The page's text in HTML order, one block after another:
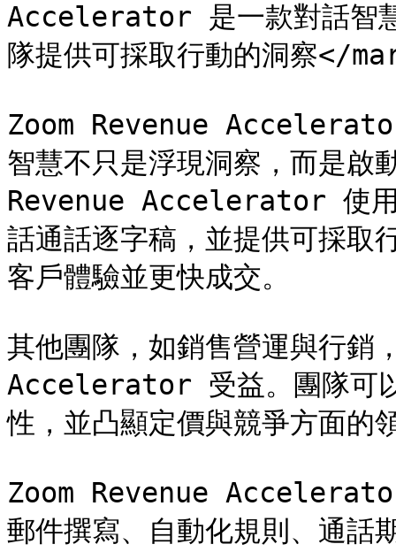
Accelerator 是一款對話智慧
隊提供可採取行動的洞察</
Zoom Revenue
智慧不只是浮現洞察，而是啟
Revenue Accelerator 使用
話通話逐字稿，並提供可採取
客戶體驗並更快成交。
其他團隊，如銷售營運與行
Accelerator 受益。團隊可以
性，並凸顯定價與競爭方面的
Zoom Revenue
郵件撰寫、自動化規則、通